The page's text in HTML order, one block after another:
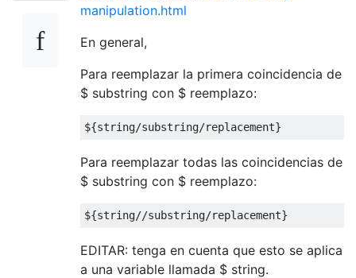
manipulation.html
En general,
Para reemplazar la primera coincidencia de
$ substring con $ reemplazo:
${string/substring/replacement}
Para reemplazar todas las coincidencias de
$ substring con $ reemplazo:
${string//substring/replacement}
EDITAR: tenga en cuenta que esto se aplica
a una variable llamada $ string.